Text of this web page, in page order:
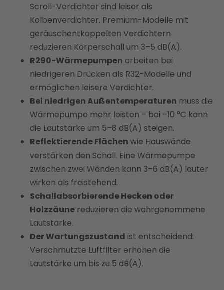
Scroll-Verdichter sind leiser als
Kolbenverdichter. Premium-Modelle mit
geräuschentkoppelten Verdichtern
reduzieren Körperschall um 3–5 dB(A).
R290-Wärmepumpen arbeiten bei
niedrigeren Drücken als R32-Modelle und
ermöglichen leisere Verdichter.
Bei niedrigen Außentemperaturen muss die
Wärmepumpe mehr leisten – bei –10 °C kann
die Lautstärke um 5–8 dB(A) steigen.
Reflektierende Flächen wie Hauswände
verstärken den Schall. Eine Wärmepumpe
zwischen zwei Wänden kann 3–6 dB(A) lauter
wirken als freistehend.
Schallabsorbierende Hecken oder
Holzzäune reduzieren die wahrgenommene
Lautstärke.
Der Wartungszustand ist entscheidend:
Verschmutzte Luftfilter erhöhen die
Lautstärke um bis zu 5 dB(A).